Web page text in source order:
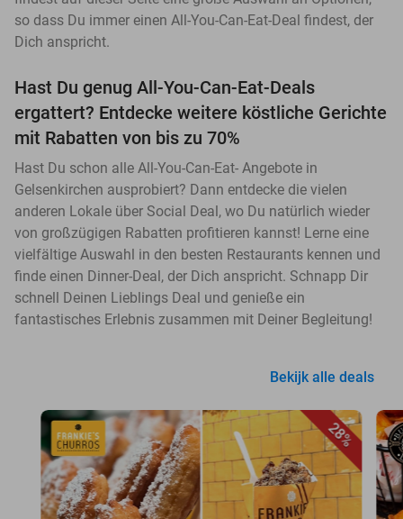
so dass Du immer einen All-You-Can-Eat-Deal findest, der
Dich anspricht.
Hast Du genug All-You-Can-Eat-Deals
ergattert? Entdecke weitere köstliche Gerichte
mit Rabatten von bis zu 70%
Hast Du schon alle All-You-Can-Eat- Angebote in
Gelsenkirchen ausprobiert? Dann entdecke die vielen
anderen Lokale über Social Deal, wo Du natürlich wieder
von großzügigen Rabatten profitieren kannst! Lerne eine
vielfältige Auswahl in den besten Restaurants kennen und
finde einen Dinner-Deal, der Dich anspricht. Schnapp Dir
schnell Deinen Lieblings Deal und genieße ein
fantastisches Erlebnis zusammen mit Deiner Begleitung!
Bekijk alle deals
28%